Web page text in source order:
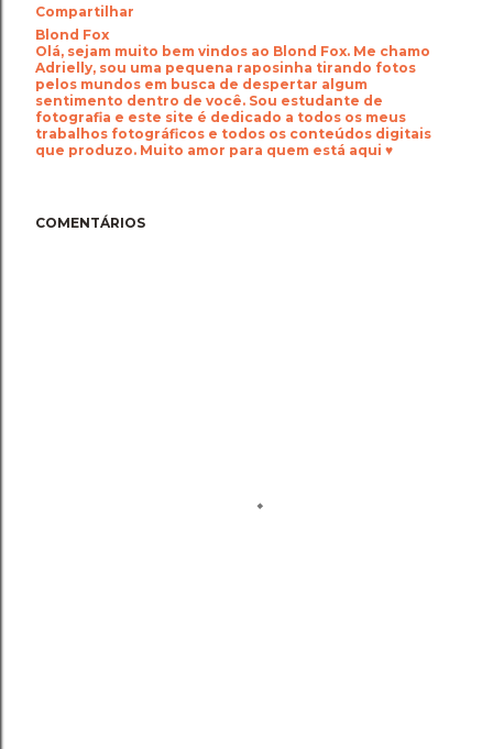
Compartilhar
Blond Fox
Olá, sejam muito bem vindos ao Blond Fox. Me chamo
Adrielly, sou uma pequena raposinha tirando fotos
pelos mundos em busca de despertar algum
sentimento dentro de você. Sou estudante de
fotografia e este site é dedicado a todos os meus
trabalhos fotográficos e todos os conteúdos digitais
que produzo. Muito amor para quem está aqui ♥
COMENTÁRIOS